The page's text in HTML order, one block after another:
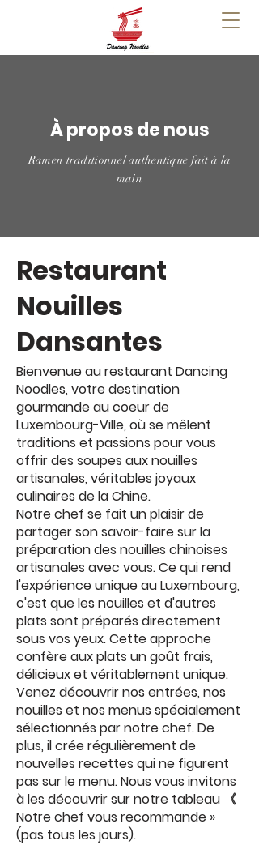
À propos de nous
Ramen traditionnel authentique fait à la
main
Restaurant
Nouilles
Dansantes
Bienvenue au restaurant Dancing
Noodles, votre destination
gourmande au coeur de
Luxembourg-Ville, où se mêlent
traditions et passions pour vous
offrir des soupes aux nouilles
artisanales, véritables joyaux
culinaires de la Chine.
Notre chef se fait un plaisir de
partager son savoir-faire sur la
préparation des nouilles chinoises
artisanales avec vous. Ce qui rend
l'expérience unique au Luxembourg,
c'est que les nouilles et d'autres
plats sont préparés directement
sous vos yeux. Cette approche
confère aux plats un goût frais,
délicieux et véritablement unique.
Venez découvrir nos entrées, nos
nouilles et nos menus spécialement
sélectionnés par notre chef. De
plus, il crée régulièrement de
nouvelles recettes qui ne figurent
pas sur le menu. Nous vous invitons
à les découvrir sur notre tableau 《
Notre chef vous recommande »
(pas tous les jours).